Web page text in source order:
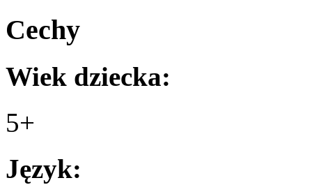
Cechy
Wiek dziecka:
5+
Język: